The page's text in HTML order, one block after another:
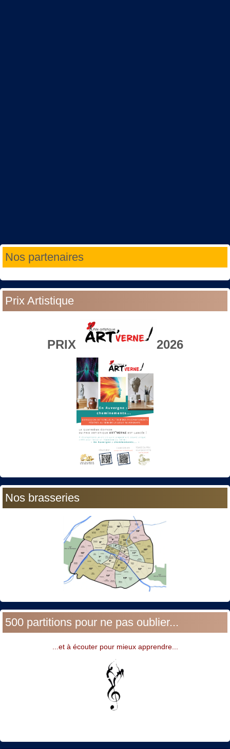
Nos partenaires
Prix Artistique
PRIX 2026
Nos brasseries
500 partitions pour ne pas oublier...
...et à écouter pour mieux apprendre...
Année
précédente
Mois
précédent
Année
suivante
Mois
suivant